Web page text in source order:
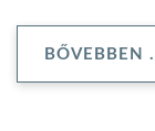
BŐVEBBEN